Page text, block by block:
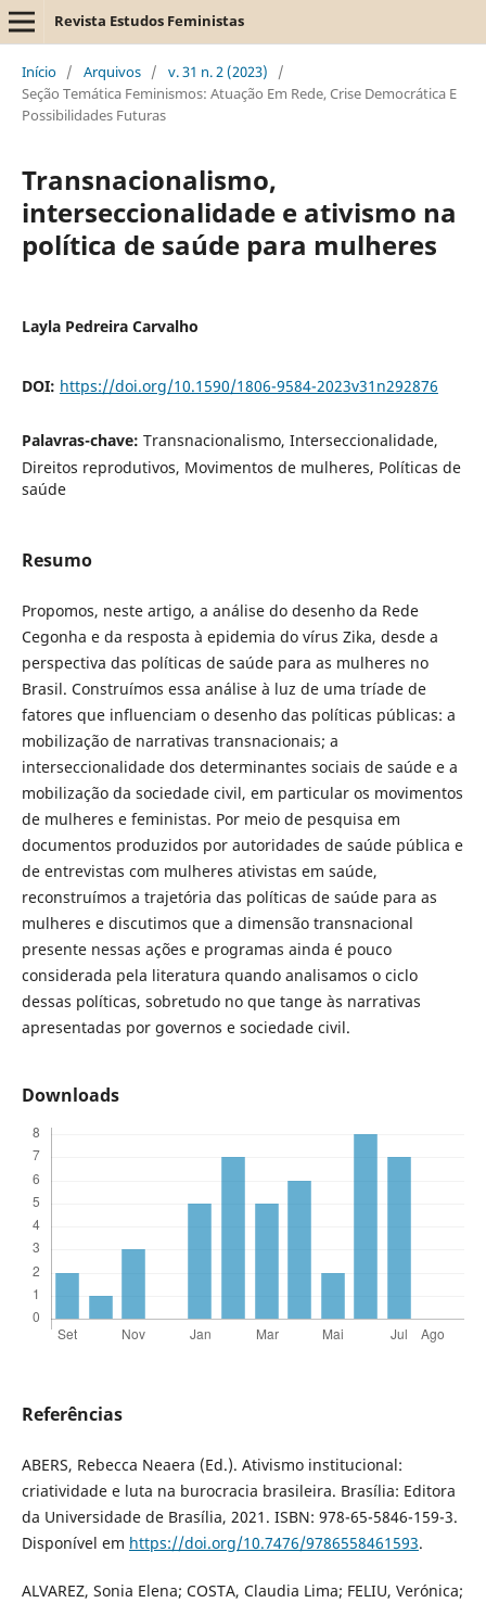
Revista Estudos Feministas
Início / Arquivos / v. 31 n. 2 (2023)
/
Seção Temática Feminismos: Atuação Em Rede, Crise Democrática E
Possibilidades Futuras
Transnacionalismo,
interseccionalidade e ativismo na
política de saúde para mulheres
Layla Pedreira Carvalho
DOI: https://doi.org/10.1590/1806-9584-2023v31n292876
Palavras-chave: Transnacionalismo, Interseccionalidade,
Direitos reprodutivos, Movimentos de mulheres, Políticas de
saúde
Resumo
Propomos, neste artigo, a análise do desenho da Rede
Cegonha e da resposta à epidemia do vírus Zika, desde a
perspectiva das políticas de saúde para as mulheres no
Brasil. Construímos essa análise à luz de uma tríade de
fatores que influenciam o desenho das políticas públicas: a
mobilização de narrativas transnacionais; a
interseccionalidade dos determinantes sociais de saúde e a
mobilização da sociedade civil, em particular os movimentos
de mulheres e feministas. Por meio de pesquisa em
documentos produzidos por autoridades de saúde pública e
de entrevistas com mulheres ativistas em saúde,
reconstruímos a trajetória das políticas de saúde para as
mulheres e discutimos que a dimensão transnacional
presente nessas ações e programas ainda é pouco
considerada pela literatura quando analisamos o ciclo
dessas políticas, sobretudo no que tange às narrativas
apresentadas por governos e sociedade civil.
Downloads
Referências
ABERS, Rebecca Neaera (Ed.). Ativismo institucional:
criatividade e luta na burocracia brasileira. Brasília: Editora
da Universidade de Brasília, 2021. ISBN: 978-65-5846-159-3.
Disponível em https://doi.org/10.7476/9786558461593.
ALVAREZ, Sonia Elena; COSTA, Claudia Lima; FELIU, Verónica;